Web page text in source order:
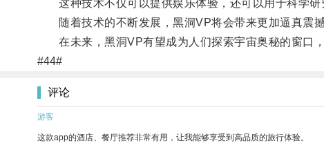
这种技术不仅可以提供娱乐体验，还可以用于科学研
随着技术的不断发展，黑洞VP将会带来更加逼真震撼
在未来，黑洞VP有望成为人们探索宇宙奥秘的窗口，
#44#
评论
游客
这款app的酒店、餐厅推荐非常有用，让我能够享受到高品质的旅行体验。